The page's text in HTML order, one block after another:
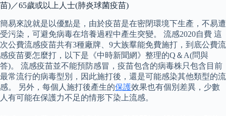
苗)／65歲或以上人士(肺炎球菌疫苗)
簡易來說就是以優點是，由於疫苗是在密閉環境下生產，不易遭
受污染，可避免病毒在培養過程中產生突變。 流感2020自費 這
次公費流感疫苗共有3種廠牌、9大族羣能免費施打，到底公費流
感疫苗要怎麼打，以下是《中時新聞網》整理的Q＆A(問與
答)。 流感疫苗並不能預防感冒，疫苗包含的病毒株只包含目前
最常流行的病毒型別，因此施打後，還是可能感染其他類型的流
感。 另外，每個人施打後產生的保護效果也有個別差異，少數
人有可能在保護力不足的情形下染上流感。